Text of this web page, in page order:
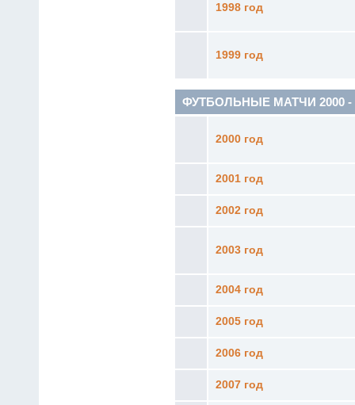
1998 год
1999 год
ФУТБОЛЬНЫЕ МАТЧИ 2000 -
2000 год
2001 год
2002 год
2003 год
2004 год
2005 год
2006 год
2007 год